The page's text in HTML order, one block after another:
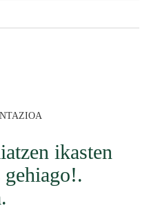
ikasten
gehiago!.